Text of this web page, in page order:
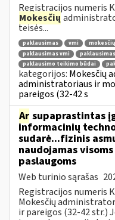
Registracijos numeris
Mokesčių
teisės...
paklausimas vmi
paklausimas vmi
paklausimo teikimo būdai
kategorijos: Mokesčių
administratoriaus ir
pareigos (32-42 s
Ar supaprastintas
informacinių
sudarė...fizinis
naudojamas
paslaugoms
Web turinio sąrašas
Registracijos numeris
Mokesčių
ir pareigos (32-42 str.)